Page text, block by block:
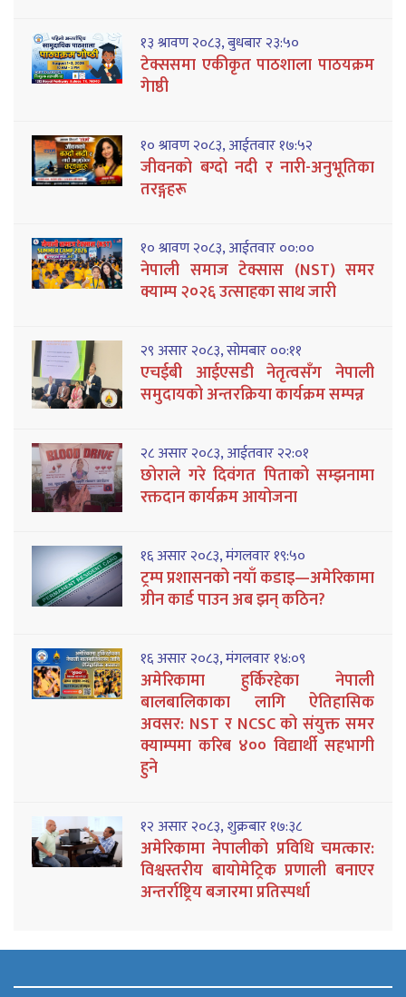
१३ श्रावण २०८३, बुधबार २३:५०
टेक्ससमा एकीकृत पाठशाला पाठयक्रम
गेाष्ठी
१० श्रावण २०८३, आईतवार १७:५२
जीवनको बग्दो नदी र नारी-अनुभूतिका
तरङ्गहरू
१० श्रावण २०८३, आईतवार ००:००
नेपाली समाज टेक्सास (NST) समर
क्याम्प २०२६ उत्साहका साथ जारी
२९ असार २०८३, सोमबार ००:११
एचईबी आईएसडी नेतृत्वसँग नेपाली
समुदायको अन्तरक्रिया कार्यक्रम सम्पन्न
२८ असार २०८३, आईतवार २२:०१
छोराले गरे दिवंगत पिताको सम्झनामा
रक्तदान कार्यक्रम आयोजना
१६ असार २०८३, मंगलवार १९:५०
ट्रम्प प्रशासनको नयाँ कडाइ—अमेरिकामा
ग्रीन कार्ड पाउन अब झन् कठिन?
१६ असार २०८३, मंगलवार १४:०९
अमेरिकामा हुर्किरहेका नेपाली
बालबालिकाका लागि ऐतिहासिक
अवसर: NST र NCSC को संयुक्त समर
क्याम्पमा करिब ४०० विद्यार्थी सहभागी
हुने
१२ असार २०८३, शुक्रबार १७:३८
अमेरिकामा नेपालीको प्रविधि चमत्कार:
विश्वस्तरीय बायोमेट्रिक प्रणाली बनाएर
अन्तर्राष्ट्रिय बजारमा प्रतिस्पर्धा